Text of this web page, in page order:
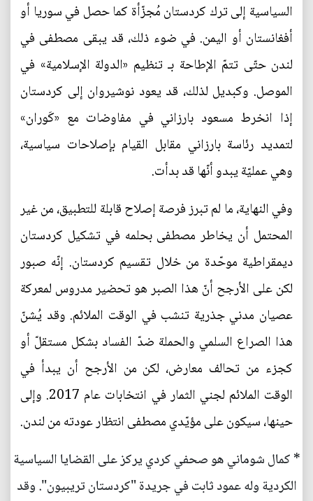
السياسية إلى ترك كردستان مُجزّأة كما حصل في سوريا أو
أفغانستان أو اليمن. في ضوء ذلك، قد يبقى مصطفى في
لندن حتّى تتمّ الإطاحة بـ تنظيم «الدولة الإسلامية» في
الموصل. وكبديل لذلك، قد يعود نوشيروان إلى كردستان
إذا انخرط مسعود بارزاني في مفاوضات مع «كَوران»
لتمديد رئاسة بارزاني مقابل القيام بإصلاحات سياسية،
وهي عمليّة يبدو أنّها قد بدأت.
وفي النهاية، ما لم تبرز فرصة إصلاح قابلة للتطبيق، من غير
المحتمل أن يخاطر مصطفى بحلمه في تشكيل كردستان
ديمقراطية موحّدة من خلال تقسيم كردستان. إنّه صبور
لكن على الأرجح أنّ هذا الصبر هو تحضير مدروس لمعركة
عصيان مدني جذرية تنشب في الوقت الملائم. وقد يُشنّ
هذا الصراع السلمي والحملة ضدّ الفساد بشكل مستقلّ أو
كجزء من تحالف معارض، لكن من الأرجح أن يبدأ في
الوقت الملائم لجني الثمار في انتخابات عام 2017. وإلى
حينها، سيكون على مؤيّدي مصطفى انتظار عودته من لندن.
* كمال شوماني هو صحفي كردي يركز على القضايا السياسية
الكردية وله عمود ثابت في جريدة "كردستان تريبيون". وقد